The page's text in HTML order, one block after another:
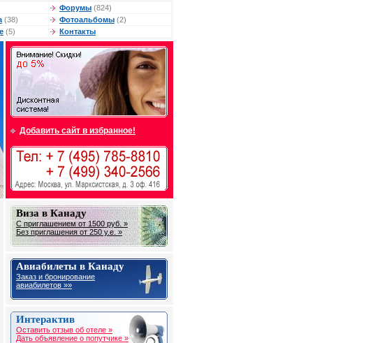
Форумы (824)
(38) Фотоальбомы (2)
(5) Контакты
Добавить сайт в избранное!
Виза в Канаду
С приглашением от 1500 руб. »
Без приглашения от 250 у.е. »
Авиабилеты в Канаду
Заказ и бронирование
авиабилетов »»
Интерактив
Оставить отзыв об отеле »
Дать объявление о попутчике »